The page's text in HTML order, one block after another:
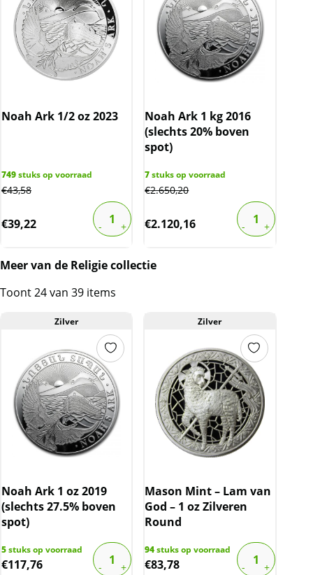
Noah Ark 1/2 oz 2023
749stuks op voorraad
€43,58
€39,22
Noah Ark 1 kg 2016
(slechts 20% boven
spot)
7stuks op voorraad
€2.650,20
€2.120,16
Meer van de Religie collectie
Toont 24 van 39 items
Zilver
Noah Ark 1 oz 2019
(slechts 27.5% boven
spot)
5stuks op voorraad
€117,76
Zilver
Mason Mint – Lam van
God – 1 oz Zilveren
Round
94stuks op voorraad
€83,78